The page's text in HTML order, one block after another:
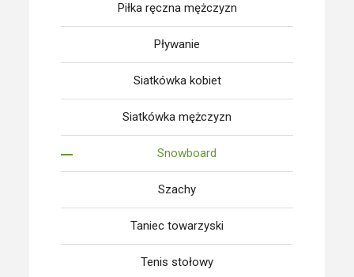
Piłka ręczna mężczyzn
Pływanie
Siatkówka kobiet
Siatkówka mężczyzn
Snowboard
Szachy
Taniec towarzyski
Tenis stołowy